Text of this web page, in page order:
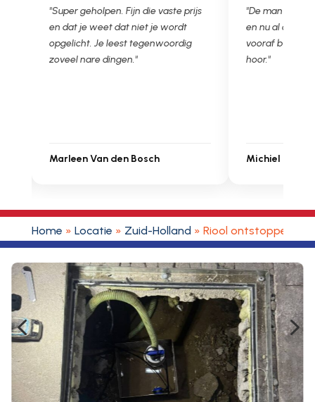
"De man rijden net weg. 11.00 gebeld
en nu al opgelost voor een vast en
vooraf besproken tarief. Lekker
hoor."
Michiel Uitdenbongerd
"Wat een fijn
met een
je niet zo goed
Ontstoppen.nl
Sarah Touat
Home » Locatie » Zuid-Holland » Riool ontstoppen
4 5